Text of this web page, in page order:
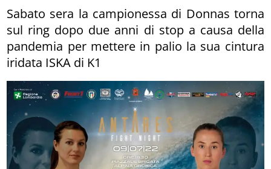
Sabato sera la campionessa di Donnas torna
sul ring dopo due anni di stop a causa della
pandemia per mettere in palio la sua cintura
iridata ISKA di K1